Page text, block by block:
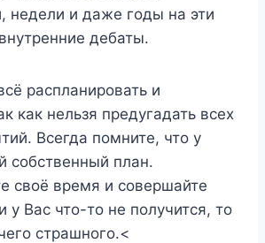
недели и даже годы на эти
дебаты.
распланировать и
как нельзя предугадать всех
Всегда помните, что у
собственный план.
своё время и совершайте
у Вас что-то не получится, то
страшного.<